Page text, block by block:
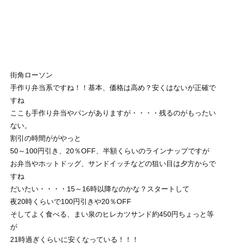
街角ローソン
手作り弁当系ですね！！基本、価格は高め？安くはないが正確で
すね
ここも手作り弁当やパンがありますが・・・・残るのがもったい
ない。
割引の時間ががやっと
50～100円引き、20％OFF、半額くらいのラインナップですが
お弁当やホットドッグ、サンドイッチなどの狙い目は夕方からで
すね
だいたい・・・・15～16時以降なのかな？スタートして
夜20時くらいで100円引きや20％OFF
そしてよく食べる、まい泉のヒレカツサンド約450円ちょっと等
が
21時過ぎくらいに安くなっている！！！